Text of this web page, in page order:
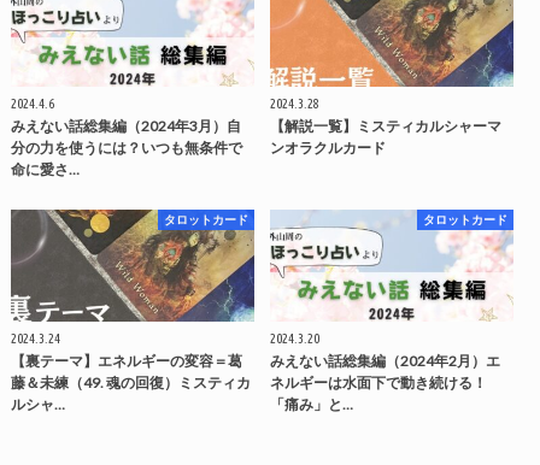
2024.4.6
みえない話総集編（2024年3月）自
分の力を使うには？いつも無条件で
命に愛さ…
2024.3.28
【解説一覧】ミスティカルシャーマ
ンオラクルカード
タロットカード
2024.3.24
【裏テーマ】エネルギーの変容＝葛
藤＆未練（49. 魂の回復）ミスティカ
ルシャ…
タロットカード
2024.3.20
みえない話総集編（2024年2月）エ
ネルギーは水面下で動き続ける！
「痛み」と…